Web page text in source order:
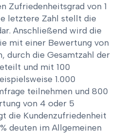
Zufriedenheitsgrad von 1
letztere Zahl stellt die
Anschließend wird die
mit einer Bewertung von
durch die Gesamtzahl der
und mit 100
1.000
teilnehmen und 800
von 4 oder 5
die Kundenzufriedenheit
deuten im Allgemeinen